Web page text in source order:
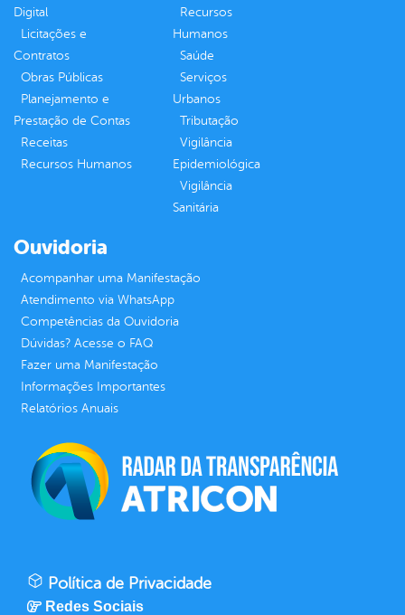
Digital
Licitações e
Contratos
Obras Públicas
Planejamento e
Prestação de Contas
Receitas
Recursos Humanos
Recursos
Humanos
Saúde
Serviços
Urbanos
Tributação
Vigilância
Epidemiológica
Vigilância
Sanitária
Ouvidoria
Acompanhar uma Manifestação
Atendimento via WhatsApp
Competências da Ouvidoria
Dúvidas? Acesse o FAQ
Fazer uma Manifestação
Informações Importantes
Relatórios Anuais
Política de Privacidade
Redes Sociais